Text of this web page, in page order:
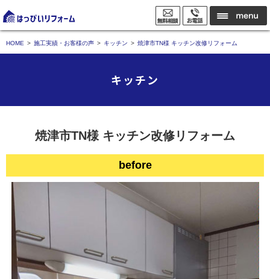
HOME 施工実績・お客様の声 キッチン 焼津市TN様 キッチン改修リフォーム
キッチン
焼津市TN様 キッチン改修リフォーム
before